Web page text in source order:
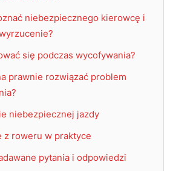
niebezpiecznego kierowcę i
się podczas wycofywania?
prawnie rozwiązać problem
niebezpiecznej jazdy
z roweru w praktyce
pytania i odpowiedzi